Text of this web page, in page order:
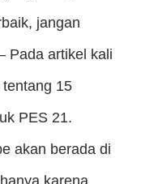
jangan
Pada artikel kali
15
PES 21.
akan berada di
karena